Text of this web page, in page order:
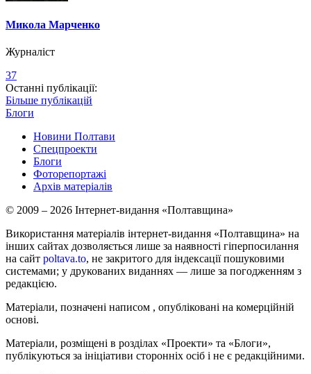
Микола Марченко
Журналіст
37
Останні публікації:
Більше публікацій
Блоги
Новини Полтави
Спецпроекти
Блоги
Фоторепортажі
Архів матеріалів
© 2009 – 2026 Інтернет-видання «Полтавщина»
Використання матеріалів інтернет-видання «Полтавщина» на
інших сайтах дозволяється лише за наявності гіперпосилання
на сайт poltava.to, не закритого для індексації пошуковими
системами; у друкованих виданнях — лише за погодженням з
редакцією.
Матеріали, позначені написом , опубліковані на комерційній
основі.
Матеріали, розміщені в розділах «Проекти» та «Блоги»,
публікуються за ініціативи сторонніх осіб і не є редакційними.